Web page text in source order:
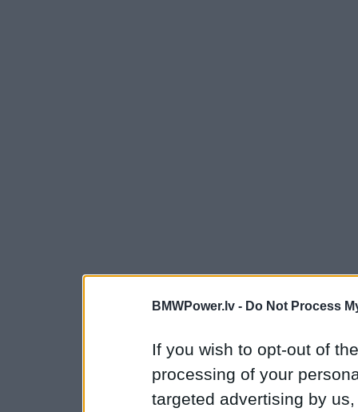
BMWPower.lv - Do Not Process
If you wish to opt-out of
processing of your
targeted advertising by